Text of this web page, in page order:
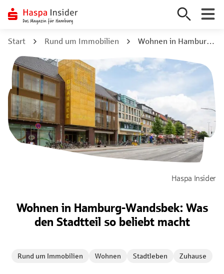
Inhalt
springen
Start Rund um Immobilien Wohnen in Hamburg-Wandsbek: Was den Stadtteil so beliebt macht
Haspa Insider
Wohnen in Hamburg-Wandsbek: Was
den Stadtteil so beliebt macht
Rund um Immobilien Wohnen Stadtleben Zuhause